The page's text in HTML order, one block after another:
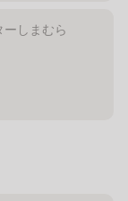
しまむら